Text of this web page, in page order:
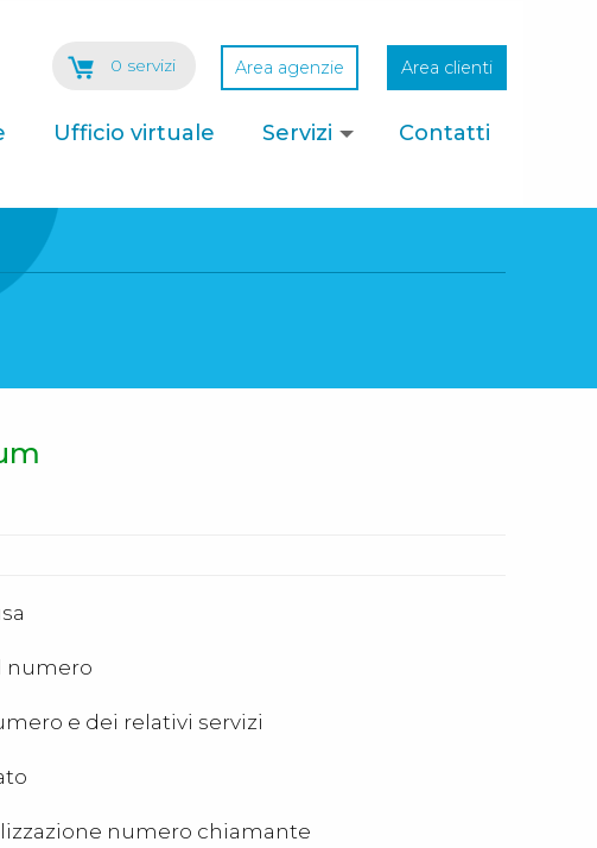
0 servizi Area agenzie Area clienti
Ufficio virtuale Servizi Contatti
numero
e dei relativi servizi
numero chiamante